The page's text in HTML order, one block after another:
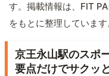
す。掲載情報は、FIT
をもとに整理しています
京王永山駅のスポ
要点だけでサクッ